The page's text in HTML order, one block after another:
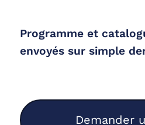
Programme et
envoyés sur simple
Demander